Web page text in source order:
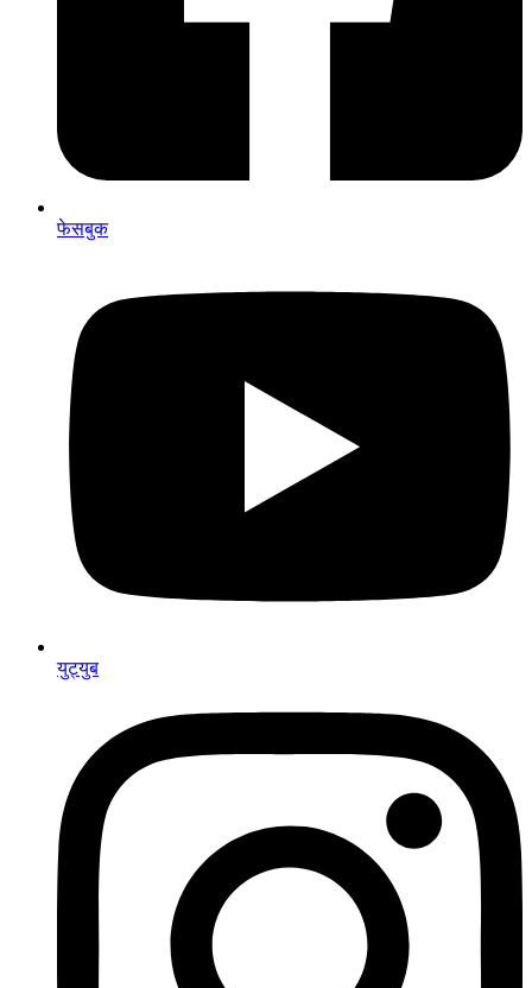
फेसबुक
युट्युब